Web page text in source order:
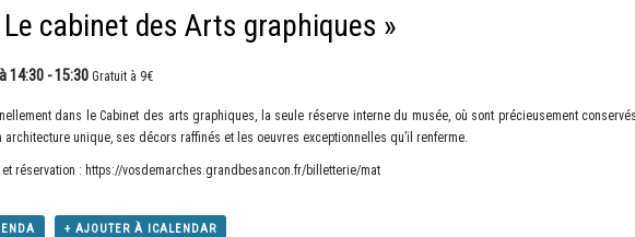
cabinet des Arts graphiques »
14:30 -15:30 Gratuit à 9€
dans le Cabinet des arts graphiques, la seule réserve interne du musée, où sont précieusement
architecture unique, ses décors raffinés et les oeuvres exceptionnelles qu’il renferme.
réservation : https://vosdemarches.grandbesancon.fr/billetterie/mat
+ AJOUTER À ICALENDAR